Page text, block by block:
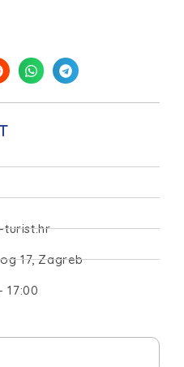
turist.hr
17, Zagreb
17:00